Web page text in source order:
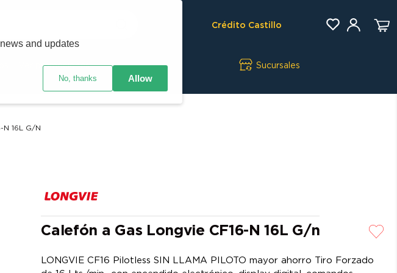
Crédito Castillo
Ver promociones Sucursales
N 16L G/n
Calefón a Gas Longvie CF16-N 16L G/n
LONGVIE CF16 Pilotless SIN LLAMA PILOTO mayor ahorro Tiro Forzado
and updates
No, thanks Allow